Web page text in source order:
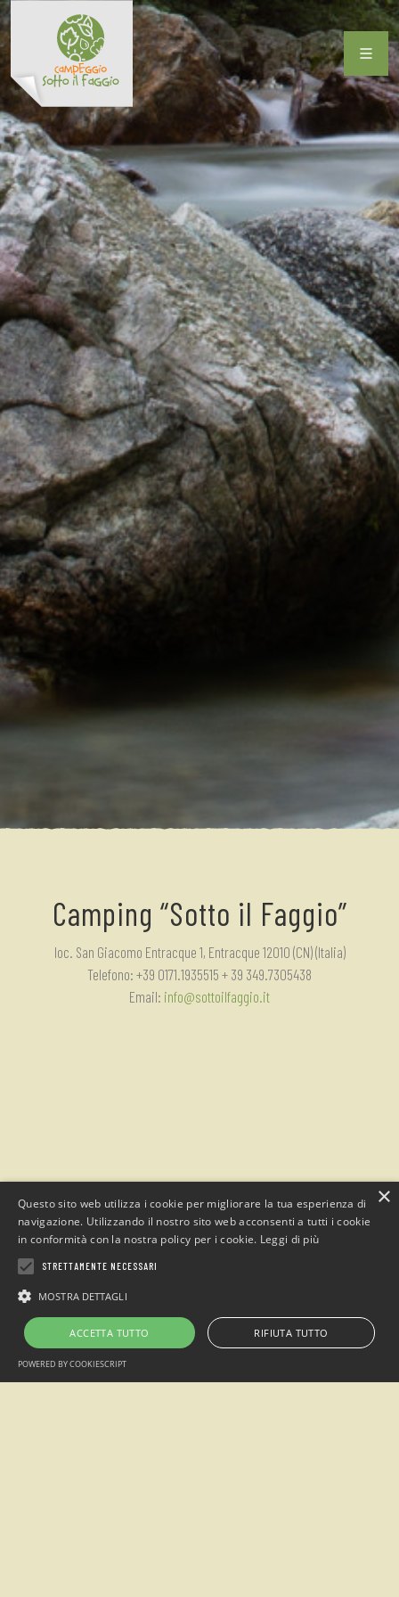
Camping “Sotto il Faggio”
loc. San Giacomo Entracque 1, Entracque 12010 (CN) (Italia)
Telefono: +39 0171.1935515 + 39 349.7305438
Email: info@sottoilfaggio.it
Campeggio“Sotto il Faggio”
loc. San Giacomo Entracque , Cuneo (Italia)
×
Questo sito web utilizza i cookie per migliorare la tua esperienza di
navigazione. Utilizzando il nostro sito web acconsenti a tutti i cookie
in conformità con la nostra policy per i cookie. Leggi di più
STRETTAMENTE NECESSARI
MOSTRA DETTAGLI
ACCETTA TUTTO RIFIUTA TUTTO
POWERED BY COOKIESCRIPT